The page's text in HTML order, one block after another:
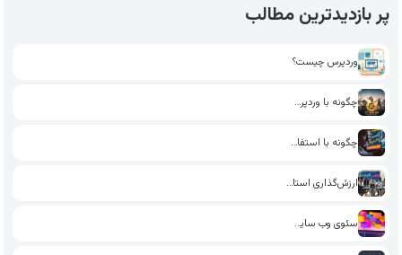
پر بازدیدترین مطالب
وردپرس چیست؟
چگونه با وردپرس یک فروشگاه…
چگونه با استفاده از تکنیک‌های…
ارزش‌گذاری استارت‌آپ: راهکارهای جذب سرمایه‌گذار
سئوی وب سایت: چگونه با…